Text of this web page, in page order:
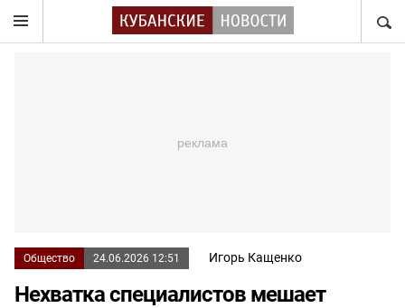
Общество 24.06.2026 12:51 Игорь Кащенко
Нехватка специалистов мешает